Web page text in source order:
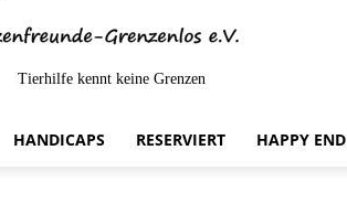
Tierhilfe kennt keine Grenzen
HANDICAPS RESERVIERT HAPPY END